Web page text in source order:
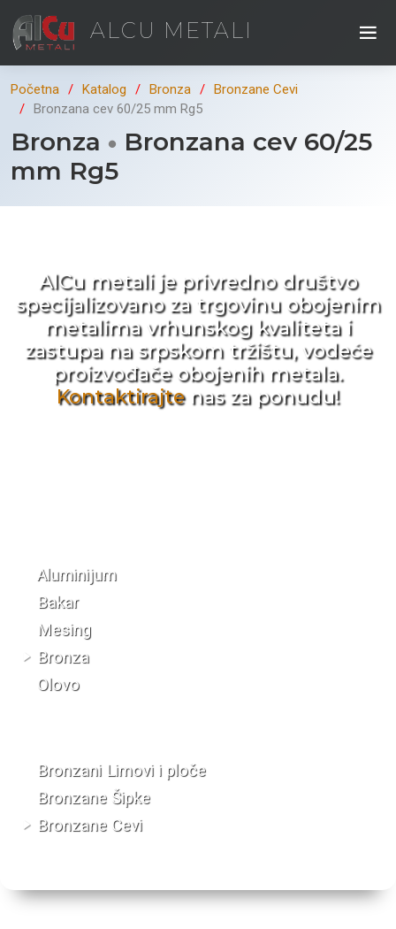
ALCU METALI
Početna Katalog Bronza
Bronzane Cevi
Bronzana cev 60/25 mm Rg5
Bronza
Bronzana cev 60/25
mm Rg5
AlCu metali je privredno društvo
specijalizovano za trgovinu obojenim
metalima vrhunskog kvaliteta i
zastupa na srpskom tržištu, vodeće
proizvođače obojenih metala.
Kontaktirajtenas za ponudu!
Aluminijum
Bakar
Mesing
Bronza
Olovo
Bronzani Limovi i ploče
Bronzane Šipke
Bronzane Cevi